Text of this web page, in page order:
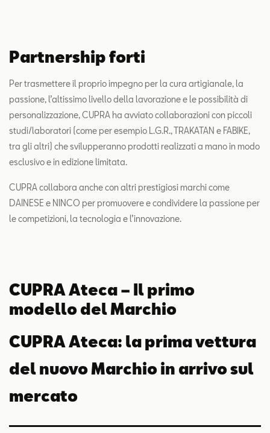
Partnership forti
Per trasmettere il proprio impegno per la cura artigianale, la
passione, l’altissimo livello della lavorazione e le possibilità di
personalizzazione, CUPRA ha avviato collaborazioni con piccoli
studi/laboratori (come per esempio L.G.R., TRAKATAN e FABIKE,
tra gli altri) che svilupperanno prodotti realizzati a mano in modo
esclusivo e in edizione limitata.
CUPRA collabora anche con altri prestigiosi marchi come
DAINESE e NINCO per promuovere e condividere la passione per
le competizioni, la tecnologia e l’innovazione.
CUPRA Ateca – Il primo
modello del Marchio
CUPRA Ateca: la prima vettura
del nuovo Marchio in arrivo sul
mercato